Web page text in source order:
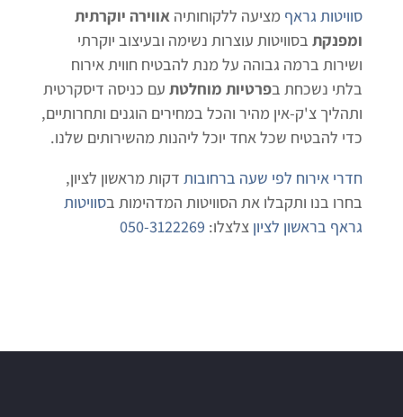
סוויטות גראף מציעה ללקוחותיה אווירה יוקרתית
ומפנקתבסוויטות עוצרות נשימה ובעיצוב יוקרתי
ושירות ברמה גבוהה על מנת להבטיח חווית אירוח
בלתי נשכחת בפרטיות מוחלטתעם כניסה דיסקרטית
ותהליך צ'ק-אין מהיר והכל במחירים הוגנים ותחרותיים,
כדי להבטיח שכל אחד יוכל ליהנות מהשירותים שלנו.
חדרי אירוח לפי שעה ברחובותדקות מראשון לציון,
בחרו בנו ותקבלו את הסוויטות המדהימות בסוויטות
גראף בראשון לציון צלצלו: 050-3122269